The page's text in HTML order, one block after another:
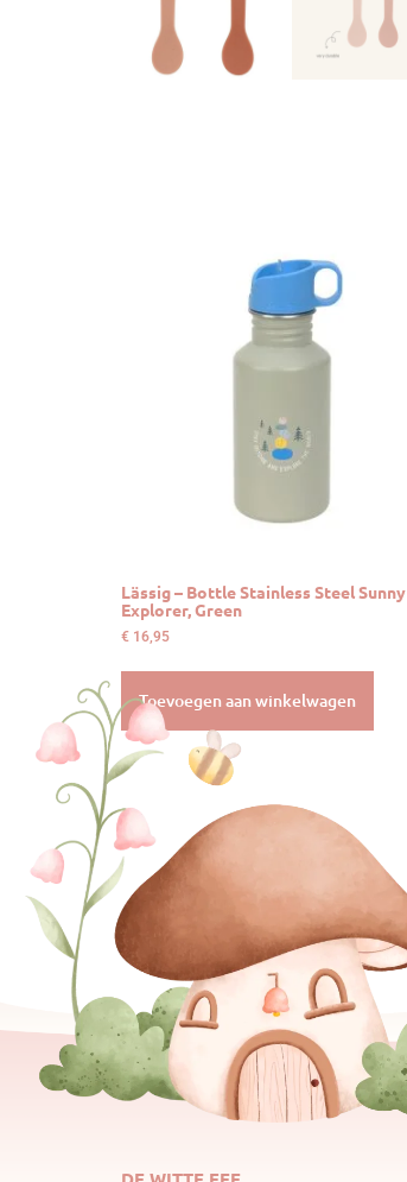
Lässig – Bottle Stainless Steel Sunny
Explorer, Green
€ 16,95
Toevoegen aan winkelwagen